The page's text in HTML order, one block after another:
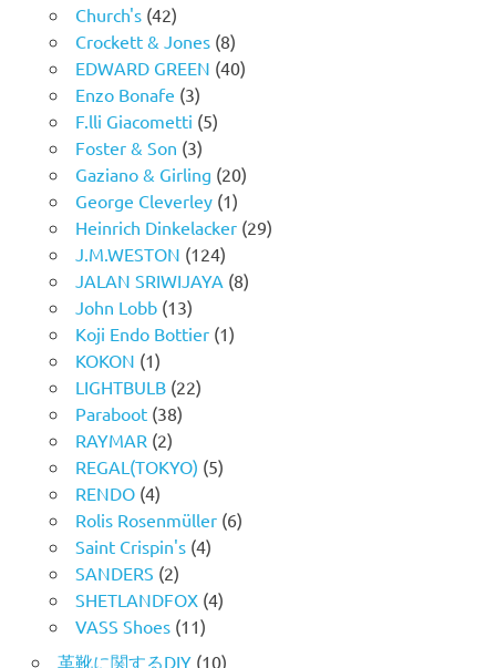
Church's(42)
Crockett & Jones(8)
EDWARD GREEN (40)
Enzo Bonafe (3)
F.lli Giacometti (5)
Foster & Son (3)
Gaziano & Girling (20)
George Cleverley(1)
Heinrich Dinkelacker(29)
J.M.WESTON (124)
JALAN SRIWIJAYA (8)
John Lobb(13)
Koji Endo Bottier(1)
KOKON (1)
LIGHTBULB(22)
Paraboot(38)
RAYMAR (2)
REGAL(TOKYO) (5)
RENDO(4)
Rolis Rosenmüller(6)
Saint Crispin's(4)
SANDERS (2)
SHETLANDFOX(4)
VASS Shoes(11)
革靴に関するDIY(10)